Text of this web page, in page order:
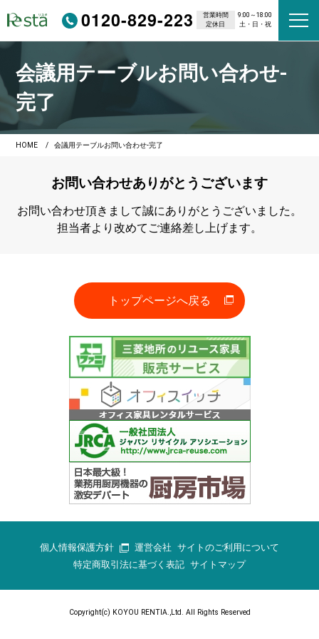
0120-829-223 営業時間
9:00～18:00
定休日
土・日・祝
会議用テーブルお問い合わせ-
完了
HOME 会議用テーブルお問い合わせ-完了
お問い合わせありがとうございます
お問い合わせ頂きまして誠にありがとうございました。
担当者より改めてご連絡差し上げます。
トップページへ戻る
個人情報保護方針 運営会社 サイトのご利用について
特定商取引法に基づく表記 サイトマップ
Copyright(c) KOYOU RENTIA.,Ltd. All Rights Reserved